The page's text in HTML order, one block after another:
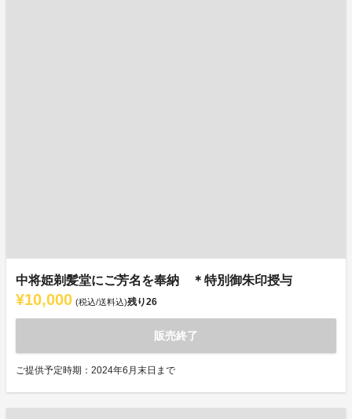
中将姫剃髪堂にご芳名を奉納 ＊特別御朱印授与
¥10,000 (税込/送料込)残り26
販売終了
ご提供予定時期：2024年6月末日まで